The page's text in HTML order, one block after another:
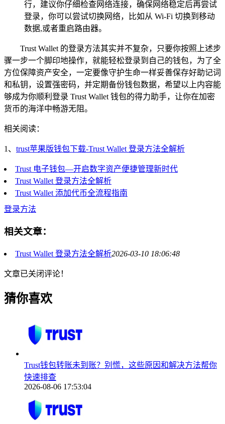
行，建议你仔细检查网络连接，确保网络稳定后再尝试
登录，你可以尝试切换网络，比如从 Wi-Fi 切换到移动
数据,或者重启路由器。
Trust Wallet 的登录方法其实并不复杂，只要你按照上述步
骤一步一个脚印地操作，就能轻松登录到自己的钱包，为了全
方位保障资产安全，一定要像守护生命一样妥善保存好助记词
和私钥，设置强密码，并定期备份钱包数据，希望以上内容能
够成为你顺利登录 Trust Wallet 钱包的得力助手，让你在加密
货币的海洋中畅游无阻。
相关阅读：
1、 trust苹果版钱包下载-Trust Wallet 登录方法全解析
Trust 电子钱包—开启数字资产便捷管理新时代
Trust Wallet 登录方法全解析
Trust Wallet 添加代币全流程指南
登录方法
相关文章：
Trust Wallet 登录方法全解析2026-03-10 18:06:48
文章已关闭评论！
猜你喜欢
Trust钱包转账未到账？别慌，这些原因和解决方法帮你
快速排查
2026-08-06 17:53:04